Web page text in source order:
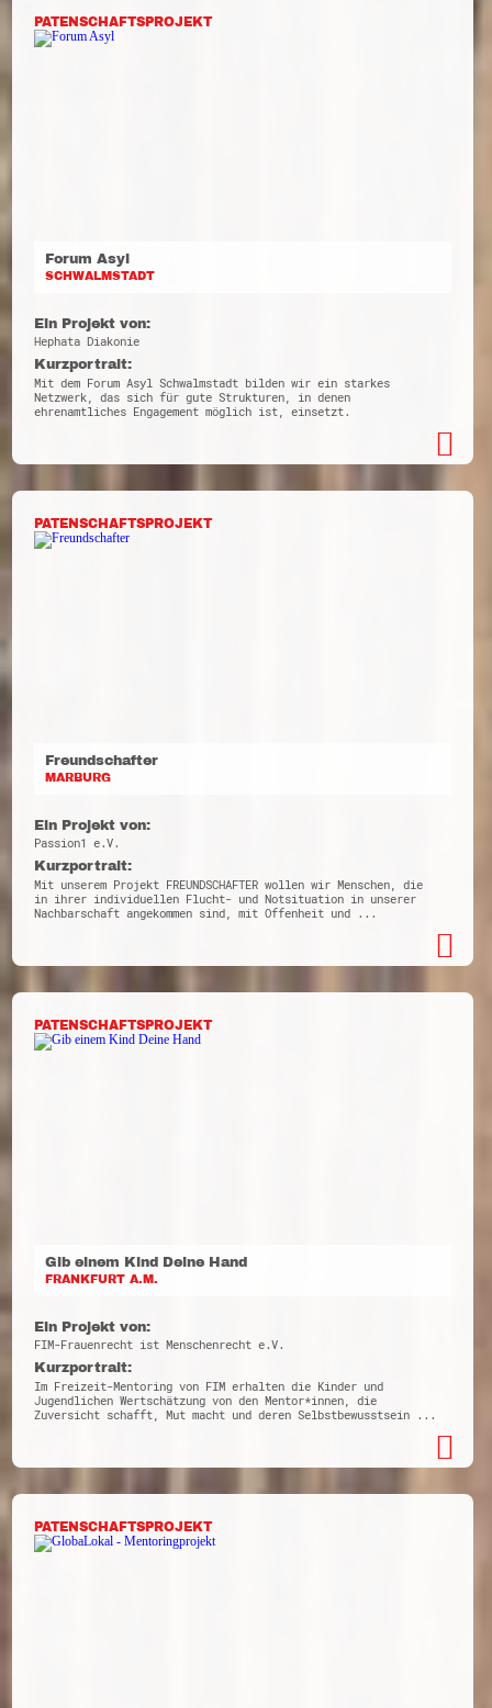
PATENSCHAFTSPROJEKT
Forum Asyl
SCHWALMSTADT
Ein Projekt von:
Hephata Diakonie
Kurzportrait:
Mit dem Forum Asyl Schwalmstadt bilden wir ein starkes
Netzwerk, das sich für gute Strukturen, in denen
ehrenamtliches Engagement möglich ist, einsetzt.
PATENSCHAFTSPROJEKT
Freundschafter
MARBURG
Ein Projekt von:
Passion1 e.V.
Kurzportrait:
Mit unserem Projekt FREUNDSCHAFTER wollen wir Menschen, die
in ihrer individuellen Flucht- und Notsituation in unserer
Nachbarschaft angekommen sind, mit Offenheit und ...
PATENSCHAFTSPROJEKT
Gib einem Kind Deine Hand
FRANKFURT A.M.
Ein Projekt von:
FIM-Frauenrecht ist Menschenrecht e.V.
Kurzportrait:
Im Freizeit-Mentoring von FIM erhalten die Kinder und
Jugendlichen Wertschätzung von den Mentor*innen, die
Zuversicht schafft, Mut macht und deren Selbstbewusstsein ...
PATENSCHAFTSPROJEKT